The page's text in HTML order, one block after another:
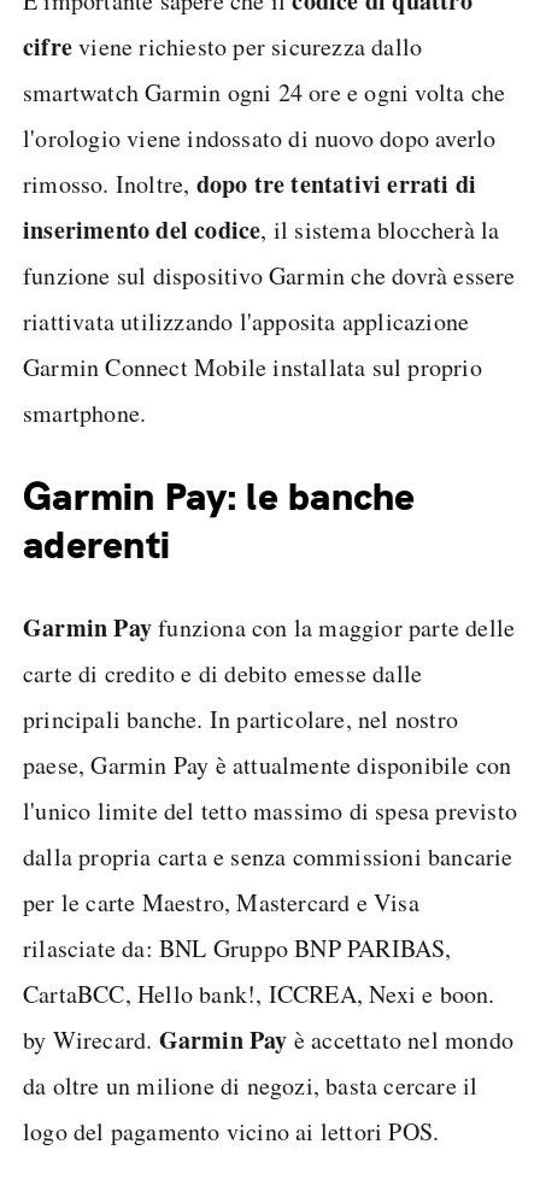
cifreviene richiesto per sicurezza dallo
smartwatch Garmin ogni 24 ore e ogni volta che
l'orologio viene indossato di nuovo dopo averlo
rimosso. Inoltre, dopo tre tentativi errati di
inserimento del codice, il sistema bloccherà la
funzione sul dispositivo Garmin che dovrà essere
riattivata utilizzando l'apposita applicazione
Garmin Connect Mobile installata sul proprio
smartphone.
Garmin Pay: le banche
aderenti
Garmin Payfunziona con la maggior parte delle
carte di credito e di debito emesse dalle
principali banche. In particolare, nel nostro
paese, Garmin Pay è attualmente disponibile con
l'unico limite del tetto massimo di spesa previsto
dalla propria carta e senza commissioni bancarie
per le carte Maestro, Mastercard e Visa
rilasciate da: BNL Gruppo BNP PARIBAS,
CartaBCC, Hello bank!, ICCREA, Nexi e boon.
by Wirecard. Garmin Pay è accettato nel mondo
da oltre un milione di negozi, basta cercare il
logo del pagamento vicino ai lettori POS.